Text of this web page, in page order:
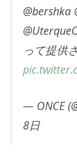
@bershka
って提供
— ONCE
8日